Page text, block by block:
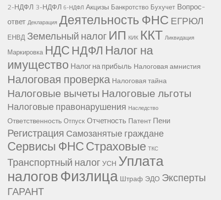
2-НДФЛ 3-НДФЛ 6-НДФЛ Акцизы Банкротство Бухучет Вопрос-
ответ Декларация Деятельность ФНС ЕГРЮЛ
ЕНВД Земельный налог ИП КИК ККТ Ликвидация
Маркировка НДС НДФЛ Налог на
имущество Налог на прибыль Налоговая амнистия
Налоговая проверка Налоговая тайна
Налоговые вычетыНалоговые льготы
Налоговые правонарушения Наследство
Ответственность Отпуск Отчетность Патент Пени
Регистрация Самозанятые граждане
Сервисы ФНССтраховые ТКС
Транспортный налогУСН Уплата
налоговФизлица Штраф ЭДО Эксперты
ГАРАНТ